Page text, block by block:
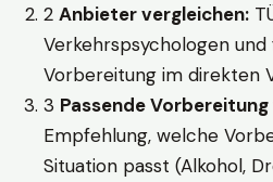
2 Anbieter vergleichen:
Verkehrspsychologen
Vorbereitung im direkten
3 Passende Vorbereitung
Empfehlung, welche
Situation passt (Alkohol,